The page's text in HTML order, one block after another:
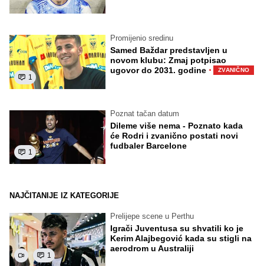
1
Promijenio sredinu
Samed Baždar predstavljen u
novom klubu: Zmaj potpisao
ugovor do 2031. godine · ZVANIČNO
1
Poznat tačan datum
Dileme više nema - Poznato kada
će Rodri i zvanično postati novi
fudbaler Barcelone
NAJČITANIJE IZ KATEGORIJE
1
Prelijepe scene u Perthu
Igrači Juventusa su shvatili ko je
Kerim Alajbegović kada su stigli na
aerodrom u Australiji